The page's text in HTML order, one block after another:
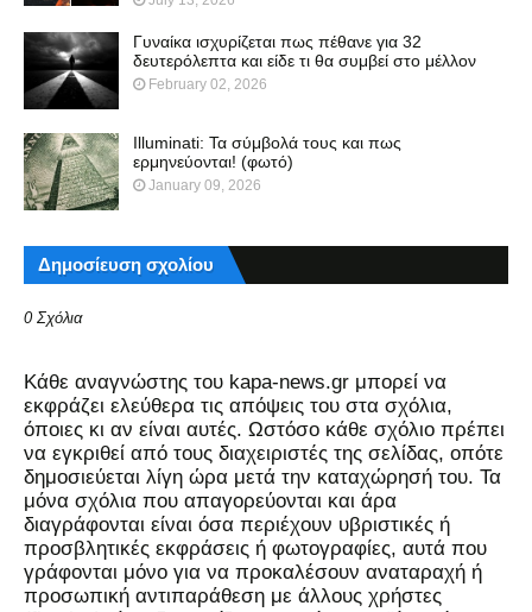
Γυναίκα ισχυρίζεται πως πέθανε για 32
δευτερόλεπτα και είδε τι θα συμβεί στο μέλλον
February 02, 2026
Illuminati: Τα σύμβολά τους και πως
ερμηνεύονται! (φωτό)
January 09, 2026
Δημοσίευση σχολίου
0 Σχόλια
Kάθε αναγνώστης του kapa-news.gr μπορεί να
εκφράζει ελεύθερα τις απόψεις του στα σχόλια,
όποιες κι αν είναι αυτές. Ωστόσο κάθε σχόλιο πρέπει
να εγκριθεί από τους διαχειριστές της σελίδας, οπότε
δημοσιεύεται λίγη ώρα μετά την καταχώρησή του. Τα
μόνα σχόλια που απαγορεύονται και άρα
διαγράφονται είναι όσα περιέχουν υβριστικές ή
προσβλητικές εκφράσεις ή φωτογραφίες, αυτά που
γράφονται μόνο για να προκαλέσουν αναταραχή ή
προσωπική αντιπαράθεση με άλλους χρήστες